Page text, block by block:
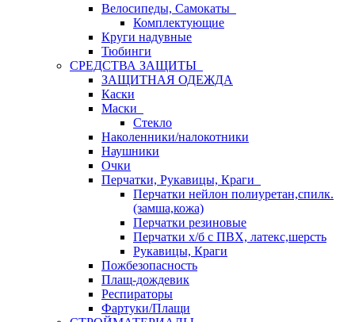
Велосипеды, Самокаты
Комплектующие
Круги надувные
Тюбинги
СРЕДСТВА ЗАЩИТЫ
ЗАЩИТНАЯ ОДЕЖДА
Каски
Маски
Стекло
Наколенники/налокотники
Наушники
Очки
Перчатки, Рукавицы, Краги
Перчатки нейлон полиуретан,спилк.
(замша,кожа)
Перчатки резиновые
Перчатки х/б с ПВХ, латекс,шерсть
Рукавицы, Краги
Пожбезопасность
Плащ-дождевик
Респираторы
Фартуки/Плащи